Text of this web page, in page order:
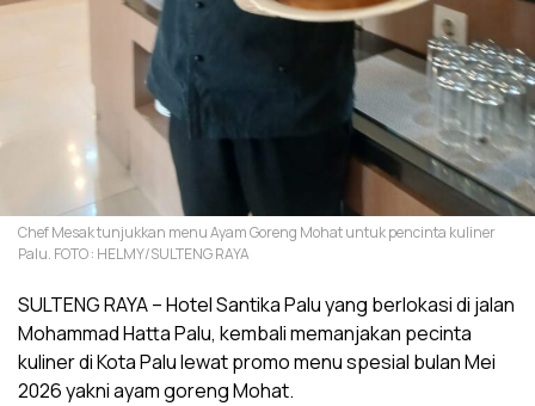
Chef Mesak tunjukkan menu Ayam Goreng Mohat untuk pencinta kuliner
Palu. FOTO : HELMY/SULTENG RAYA
SULTENG RAYA – Hotel Santika Palu yang berlokasi di jalan
Mohammad Hatta Palu, kembali memanjakan pecinta
kuliner di Kota Palu lewat promo menu spesial bulan Mei
2026 yakni ayam goreng Mohat.